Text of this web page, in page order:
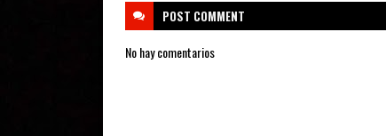
POST COMMENT
No hay comentarios